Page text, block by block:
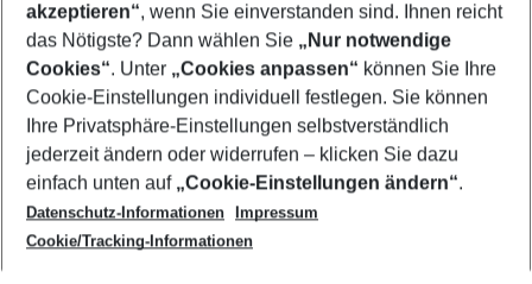
Footer
Footer navigation
Über uns
AGB
Cookie-Einstellungen ändern
Cookie-Richtlinie
Datenschutz
Service & Hilfe
Barrierefreies Reisen
Check-in
Folgen Sie uns
akzeptieren“, wenn Sie einverstanden sind. Ihnen reicht
das Nötigste? Dann wählen Sie „Nur notwendige
Cookies“. Unter „Cookies anpassen“ können Sie Ihre
Cookie-Einstellungen individuell festlegen. Sie können
Ihre Privatsphäre-Einstellungen selbstverständlich
jederzeit ändern oder widerrufen – klicken Sie dazu
einfach unten auf „Cookie-Einstellungen ändern“.
Datenschutz-Informationen
Impressum
Cookie/Tracking-Informationen